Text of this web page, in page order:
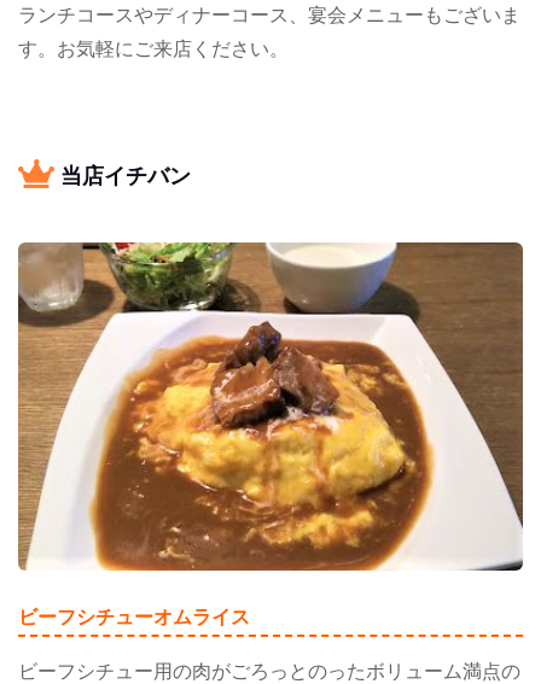
ランチコースやディナーコース、宴会メニューもございま
す。お気軽にご来店ください。
当店イチバン
ビーフシチューオムライス
ビーフシチュー用の肉がごろっとのったボリューム満点の